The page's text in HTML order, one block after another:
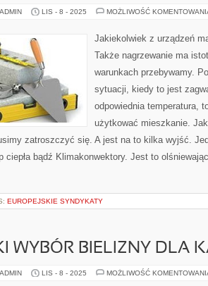
LIS - 8 - 2025 MOŻLIWOŚĆ
Jakiekolwiek z urządzeń
Także nagrzewanie ma
warunkach przebywamy.
sytuacji, kiedy to jest
odpowiednia temperatura,
użytkować mieszkanie.
zatroszczyć się. A jest na to kilka wyjść.
ciepła bądź Klimakonwektory. Jest to
EUROPEJSKIE SYNDYKATY
WYBÓR BIELIZNY DLA
LIS - 8 - 2025 MOŻLIWOŚĆ